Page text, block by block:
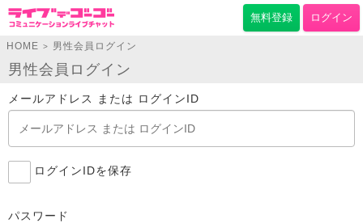
無料登録 ログイン
HOME > 男性会員ログイン
男性会員ログイン
メールアドレス または ログインID
ログインIDを保存
パスワード